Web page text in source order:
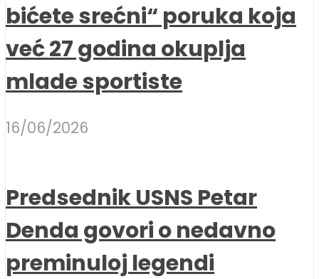
bićete srećni“ poruka koja
već 27 godina okuplja
mlade sportiste
16/06/2026
Predsednik USNS Petar
Denda govori o nedavno
preminuloj legendi